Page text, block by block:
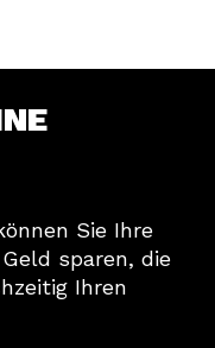
Sie Ihre
sparen, die
Ihren